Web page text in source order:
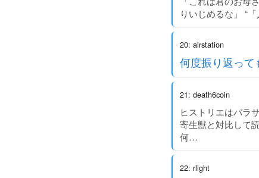
りいじめるな」 “
20: airstation
何度振り返って
21: death6coin
ヒストリエはパラ
寄生獣と対比して
何…
22: rlight